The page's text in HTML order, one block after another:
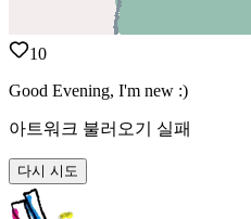
10
Good Evening, I'm new :)
아트워크 불러오기 실패
다시 시도